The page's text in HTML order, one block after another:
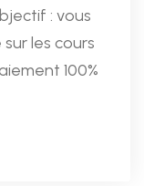
: vous
les cours
100%